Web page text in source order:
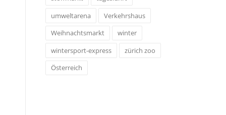
umweltarena
Verkehrshaus
Weihnachtsmarkt
winter
wintersport-express
zürich zoo
Österreich